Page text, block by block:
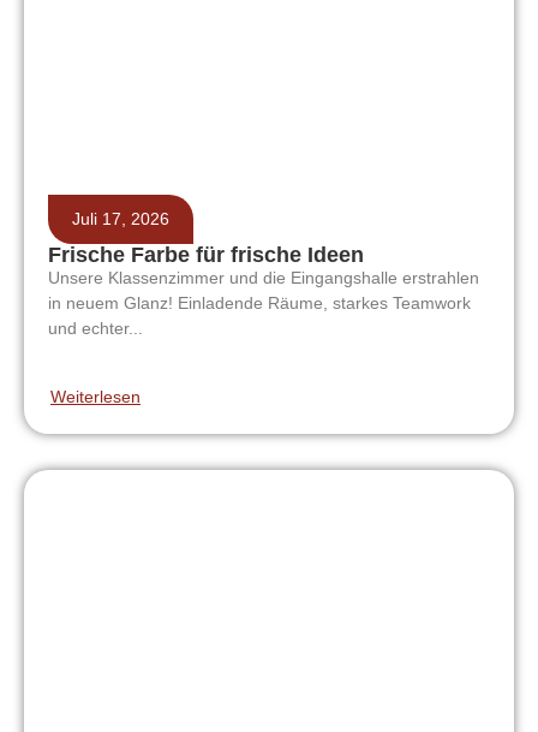
Juli 17, 2026
Frische Farbe für frische Ideen
Unsere Klassenzimmer und die Eingangshalle erstrahlen
in neuem Glanz! Einladende Räume, starkes Teamwork
und echter...
Weiterlesen